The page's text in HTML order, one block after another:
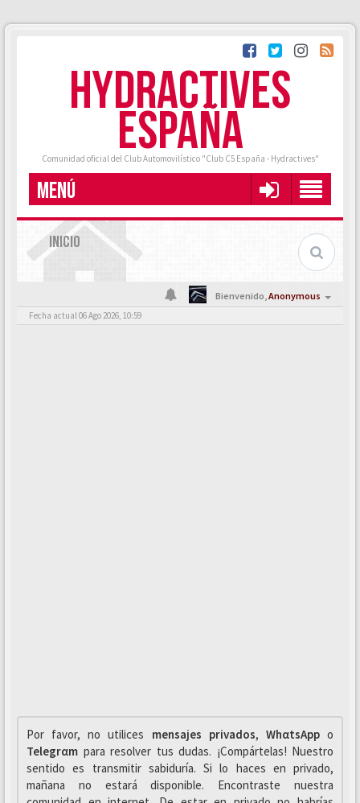
HYDRACTIVES
ESPAÑA
Comunidad oficial del Club Automovilístico "Club C5 España - Hydractives"
MENÚ
INICIO
Bienvenido,Anonymous
Fecha actual 06 Ago 2026, 10:59
Por favor, no utilices mensajes privados, WhαtsAppo
Telegrαm para resolver tus dudas. ¡Compártelas! Nuestro
sentido es transmitir sabiduría. Si lo haces en privado,
mañana no estará disponible. Encontraste nuestra